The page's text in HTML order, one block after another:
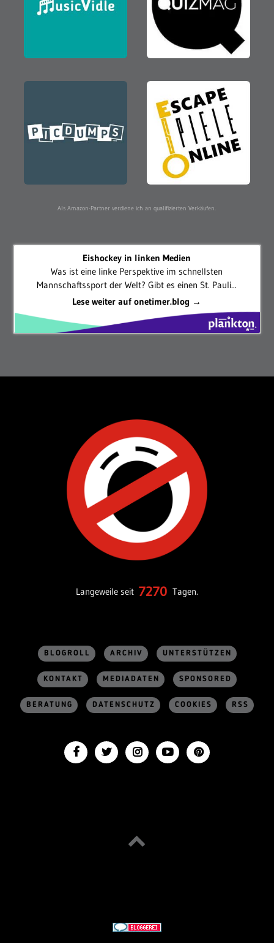
Als Amazon-Partner verdiene ich an qualifizierten Verkäufen.
Eishockey in linken Medien
Was ist eine linke Perspektive im schnellsten
Mannschaftssport der Welt? Gibt es einen St. Pauli...
Lese weiter auf onetimer.blog →
Langeweile seit 7270 Tagen.
BLOGROLL ARCHIV UNTERSTÜTZEN
KONTAKT MEDIADATEN SPONSORED
BERATUNG DATENSCHUTZ COOKIES RSS